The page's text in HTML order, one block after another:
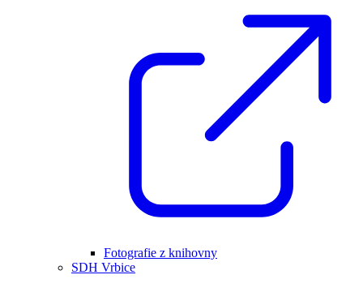
Fotografie z knihovny
SDH Vrbice